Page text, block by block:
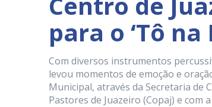
para o ‘Tô
Com diversos instrumentos
levou momentos de emoção e
Municipal, através da Secretaria de
Pastores de Juazeiro (Copaj) e com